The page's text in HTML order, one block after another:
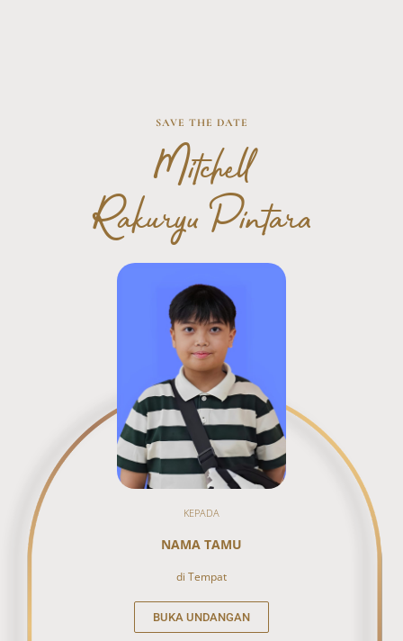
SAVE THE DATE
​Mitchell
Rakuryu Pintara
KEPADA
NAMA TAMU
di Tempat
BUKA UNDANGAN